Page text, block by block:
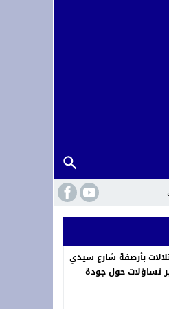
بأرصفة شارع سيدي
تساؤلات حول جودة